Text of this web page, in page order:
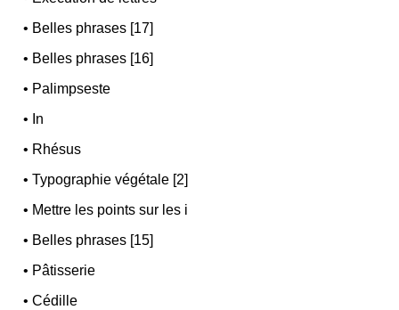
• Belles phrases [17]
• Belles phrases [16]
• Palimpseste
• In
• Rhésus
•Typographie végétale [2]
• Mettre les points sur les i
• Belles phrases [15]
• Pâtisserie
•Cédille